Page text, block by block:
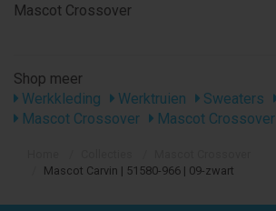
Mascot Crossover
Shop meer
Werkkleding
Werktruien Sweaters
Mascot Crossover
Mascot Crossover
Mascot Carvin | 51580-966 | 09-zwart